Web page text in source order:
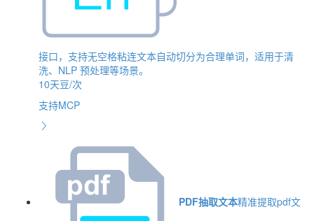
接口，支持无空格粘连文本自动切分为合理单词，适用于清
洗、NLP 预处理等场景。
10天豆/次
支持MCP
PDF抽取文本精准提取pdf文